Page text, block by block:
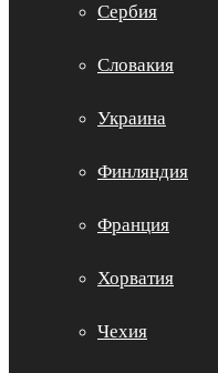
Сербия
Словакия
Украина
Финляндия
Франция
Хорватия
Чехия